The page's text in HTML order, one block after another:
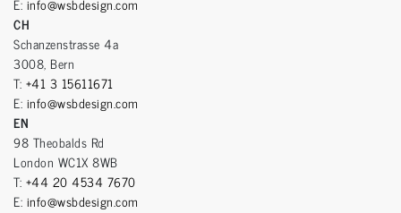
E: info@wsbdesign.com
CH
Schanzenstrasse 4a
3008, Bern
T: +41 3 15611671
E: info@wsbdesign.com
EN
98 Theobalds Rd
London WC1X 8WB
T: +44 20 4534 7670
E: info@wsbdesign.com